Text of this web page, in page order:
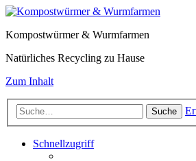
Kompostwürmer & Wurmfarmen
Natürliches Recycling zu Hause
Zum Inhalt
Suche
Schnellzugriff